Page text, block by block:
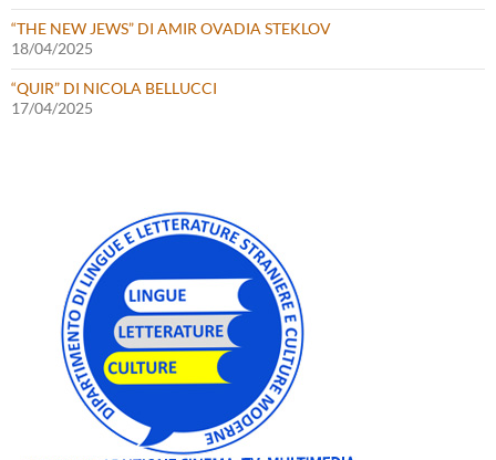
“THE NEW JEWS” DI AMIR OVADIA STEKLOV
18/04/2025
“QUIR” DI NICOLA BELLUCCI
17/04/2025